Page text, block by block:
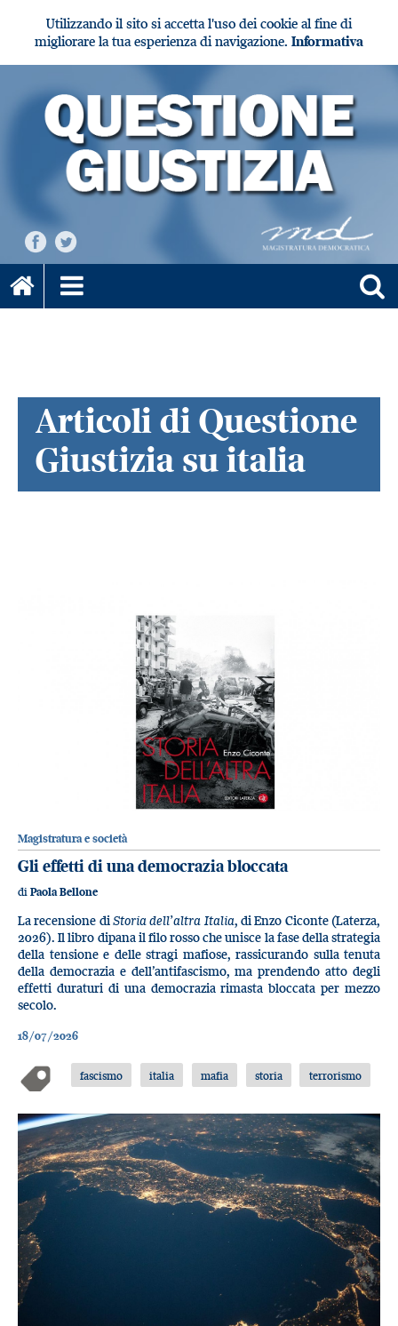
Utilizzando il sito si accetta l'uso dei cookie al fine di
migliorare la tua esperienza di navigazione. Informativa
Articoli di Questione
Giustizia su italia
Magistratura e società
Gli effetti di una democrazia bloccata
di Paola Bellone
La recensione diStoria dell’altra Italia, di Enzo Ciconte (Laterza,
2026). Il libro dipana il filo rosso che unisce la fase della strategia
della tensione e delle stragi mafiose, rassicurando sulla tenuta
della democrazia e dell’antifascismo, ma prendendo atto degli
effetti duraturi di una democrazia rimasta bloccata per mezzo
secolo.
18/07/2026
fascismo italia mafia storia terrorismo